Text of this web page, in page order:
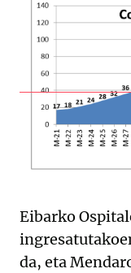
Eibarko
da, eta